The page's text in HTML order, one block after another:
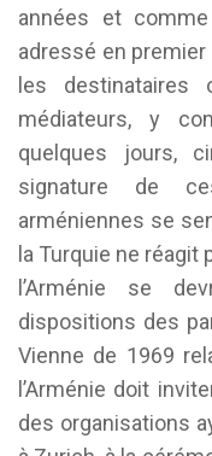
années et
adressé en
les
médiateurs, y
quelques jours,
signature de
arméniennes se
la Turquie ne réagit
l’Arménie se
dispositions des
Vienne de 1969
l’Arménie doit
des organisations